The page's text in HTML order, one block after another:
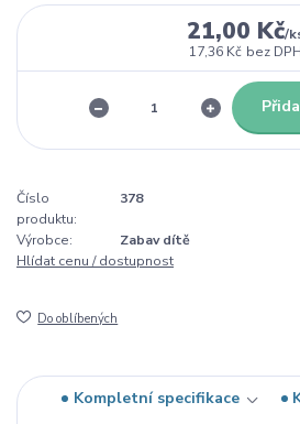
21,00 Kč/
17,36 Kč bez DPH
Číslo
produktu:
378
Výrobce:
Zabav dítě
Hlídat cenu / dostupnost
Do oblíbených
Kompletní specifikace